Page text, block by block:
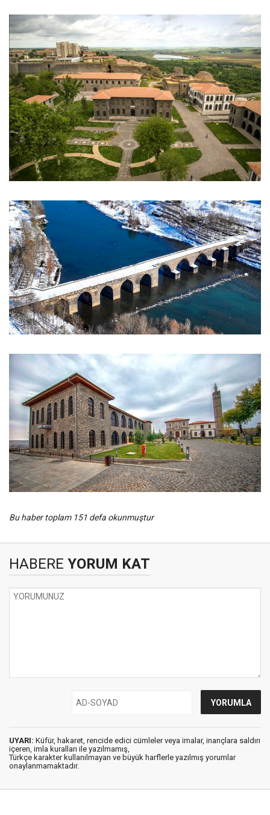
Bu haber toplam 151 defa okunmuştur
HABERE YORUM KAT
UYARI: Küfür, hakaret, rencide edici cümleler veya imalar, inançlara saldırı
içeren, imla kuralları ile yazılmamış,
Türkçe karakter kullanılmayan ve büyük harflerle yazılmış yorumlar
onaylanmamaktadır.